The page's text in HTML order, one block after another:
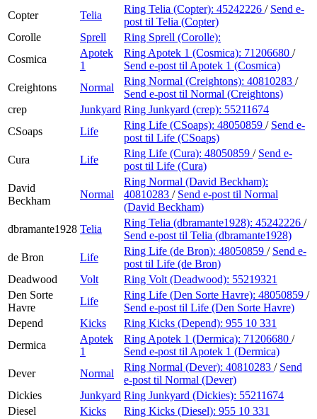
Copter
Telia
Ring Telia (Copter): 45242226 / Send e-
post til Telia (Copter)
Corolle
Sprell
Ring Sprell (Corolle):
Cosmica
Apotek
1
Ring Apotek 1 (Cosmica): 71206680 /
Send e-post til Apotek 1 (Cosmica)
Creightons
Normal
Ring Normal (Creightons): 40810283 /
Send e-post til Normal (Creightons)
crep
Junkyard Ring Junkyard (crep): 55211674
CSoaps
Life
Ring Life (CSoaps): 48050859 / Send e-
post til Life (CSoaps)
Cura
Life
Ring Life (Cura): 48050859 / Send e-
post til Life (Cura)
David
Beckham
Normal
Ring Normal (David Beckham):
40810283 / Send e-post til Normal
(David Beckham)
dbramante1928 Telia
Ring Telia (dbramante1928): 45242226 /
Send e-post til Telia (dbramante1928)
de Bron
Life
Ring Life (de Bron): 48050859 / Send e-
post til Life (de Bron)
Deadwood
Volt Ring Volt (Deadwood): 55219321
Den Sorte
Havre
Life
Ring Life (Den Sorte Havre): 48050859 /
Send e-post til Life (Den Sorte Havre)
Depend
Kicks Ring Kicks (Depend): 955 10 331
Dermica
Apotek
1
Ring Apotek 1 (Dermica): 71206680 /
Send e-post til Apotek 1 (Dermica)
Dever
Normal
Ring Normal (Dever): 40810283 / Send
e-post til Normal (Dever)
Dickies
Junkyard Ring Junkyard (Dickies): 55211674
Diesel
Kicks Ring Kicks (Diesel): 955 10 331